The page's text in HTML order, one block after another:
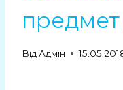
предмет
Від Адмін